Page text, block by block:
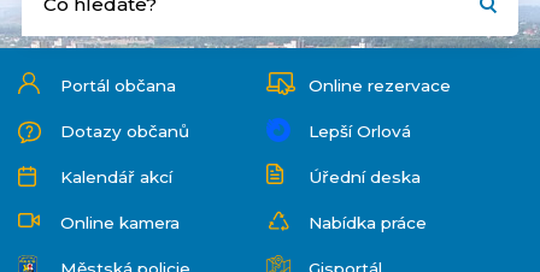
Portál občana Online rezervace
Dotazy občanů Lepší Orlová
Kalendář akcí Úřední deska
Online kamera Nabídka práce